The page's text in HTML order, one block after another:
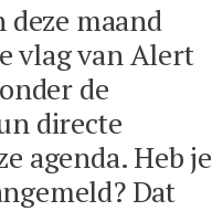
deze maand
vlag van Alert
de
directe
agenda. Heb je
Dat